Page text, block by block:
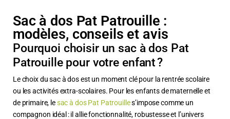
Sac à dos Pat Patrouille :
modèles, conseils et avis
Pourquoi choisir un sac à dos Pat
Patrouille pour votre enfant ?
Le choix du sac à dos est un moment clé pour la rentrée scolaire
ou les activités extra-scolaires. Pour les enfants de maternelle et
de primaire, lesac à dos Pat Patrouilles’impose comme un
compagnon idéal : il allie fonctionnalité, robustesse et l’univers